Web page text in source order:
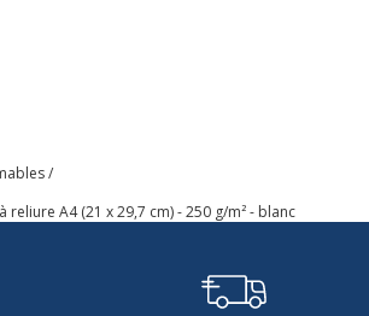
reliure A4 (21 x 29,7 cm) - 250 g/m² - blanc